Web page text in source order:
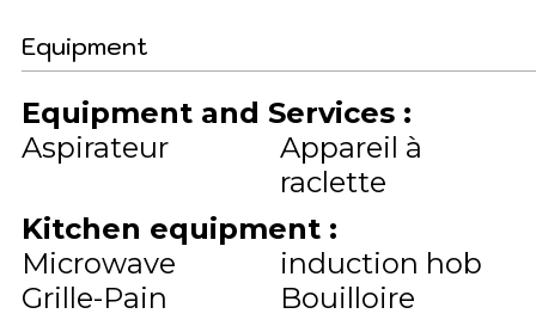
Equipment
Equipment and Services :
Aspirateur
Appareil à
raclette
Kitchen equipment :
Microwave
induction hob
Grille-Pain
Bouilloire